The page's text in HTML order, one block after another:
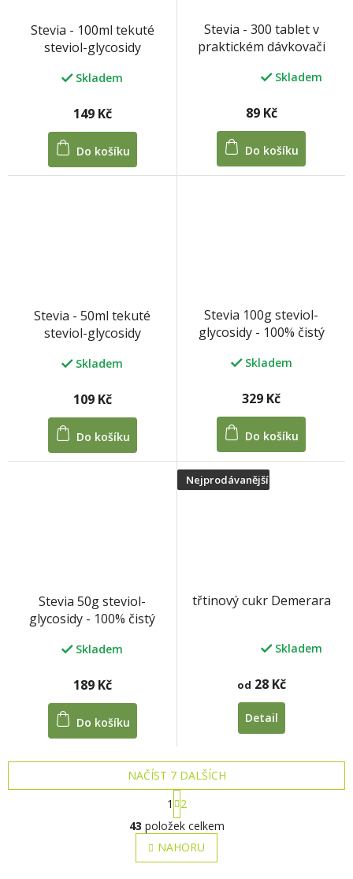
Stevia - 100ml tekuté
steviol-glycosidy
Skladem
149 Kč
Do košíku
Stevia - 300 tablet v
praktickém dávkovači
Skladem
89 Kč
Do košíku
Stevia - 50ml tekuté
steviol-glycosidy
Skladem
109 Kč
Do košíku
Stevia 100g steviol-
glycosidy - 100% čistý
Skladem
329 Kč
Do košíku
Stevia 50g steviol-
glycosidy - 100% čistý
Skladem
189 Kč
Do košíku
Nejprodávanější
třtinový cukr Demerara
Skladem
od 28 Kč
Detail
O
v
l
á
NAČÍST 7 DALŠÍCH
S
t
r
á
n
k
1
2
43 položek celkem
NAHORU